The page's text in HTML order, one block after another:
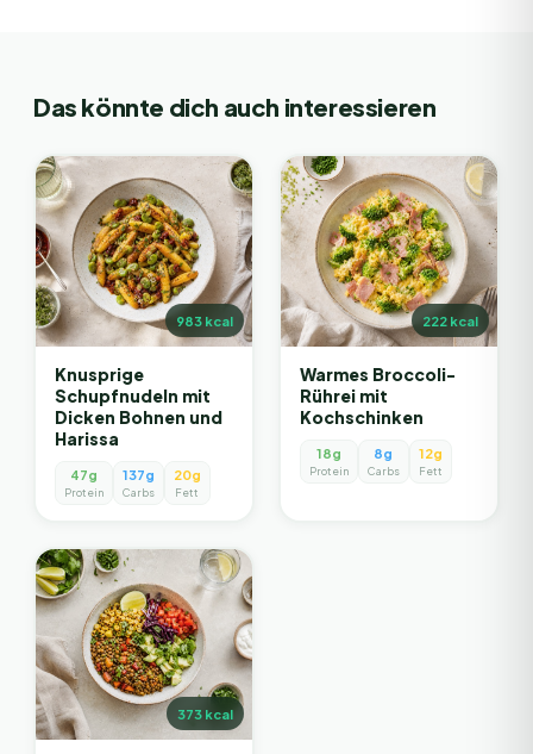
Das könnte dich auch interessieren
983kcal
Knusprige
Schupfnudeln mit
Dicken Bohnen und
Harissa
47g
Protein
137g
Carbs
20g
Fett
222kcal
Warmes Broccoli-
Rührei mit
Kochschinken
18g
Protein
8g
Carbs
12g
Fett
373kcal